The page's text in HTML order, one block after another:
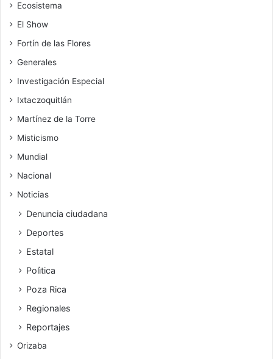
Ecosistema
El Show
Fortín de las Flores
Generales
Investigación Especial
Ixtaczoquitlán
Martínez de la Torre
Misticismo
Mundial
Nacional
Noticias
Denuncia ciudadana
Deportes
Estatal
Polìtica
Poza Rica
Regionales
Reportajes
Orizaba